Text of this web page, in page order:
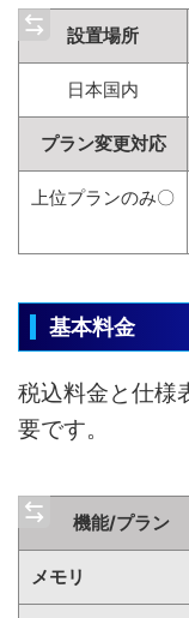
設置場所
日本国内
プラン変更対応
上位プランのみ〇
基本料金
税込料金と仕様
要です。
機能/プラン
メモリ